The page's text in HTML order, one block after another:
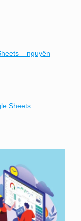
– nguyên
Sheets